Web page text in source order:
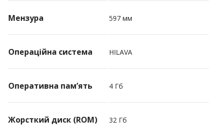
Мензура 597 мм
Операційна система HILAVA
Оперативна пам’ять 4 Гб
Жорсткий диск (ROM) 32 Гб